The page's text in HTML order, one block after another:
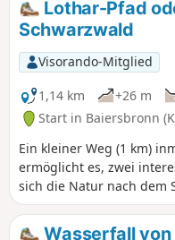
Lothar-Pfad
Schwarzwald
Visorando-Mitglied
1,14 km
+26 m
Start in Baiersbronn
Ein kleiner Weg (1 km)
ermöglicht es, zwei
sich die Natur nach dem
menschliches Eingreifen
Bäumen interagieren. Es
Wasserfall